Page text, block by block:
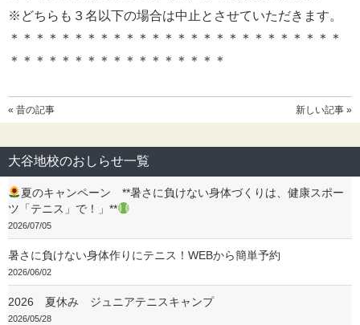
※どちらも３名以下の場合は中止とさせていただきます。
＊＊＊＊＊＊＊＊＊＊＊＊＊＊＊＊＊＊＊＊＊＊＊＊＊＊
＊＊＊＊＊＊＊＊＊＊＊＊＊＊＊＊＊
« 昔の記事 新しい記事 »
大谷地校のおしらせ一覧
夏のキャンペーン **暑さに負けない身体づくりは、健康スポー
ツ「テニス」で！」**
2026/07/05
暑さに負けない身体作りにテニス！WEBから簡単予約
2026/06/02
2026 夏休み ジュニアテニスキャンプ
2026/05/28